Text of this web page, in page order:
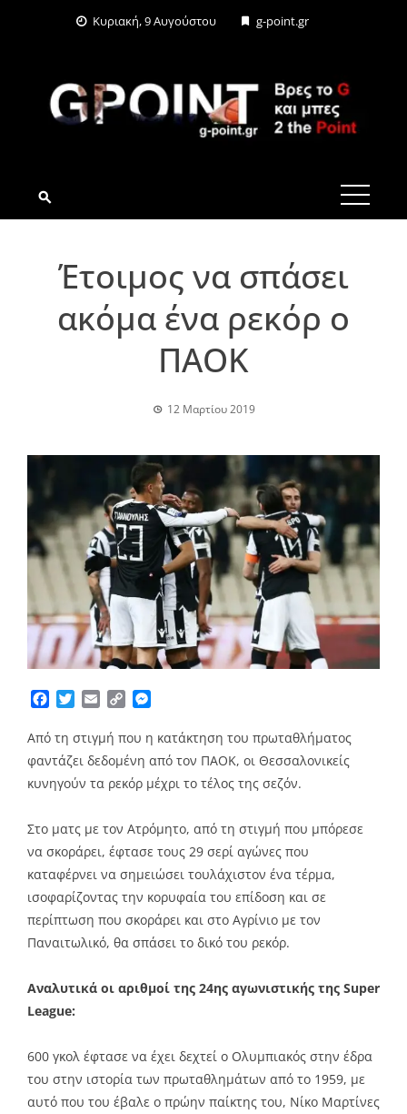
Κυριακή, 9 Αυγούστου g-point.gr
G-POINT.GR
Έτοιμος να σπάσει
ακόμα ένα ρεκόρ ο
ΠΑΟΚ
12 Μαρτίου 2019
Facebook
TwitterEmailCopy
Από τη στιγμή που η κατάκτηση του πρωταθλήματος
φαντάζει δεδομένη από τον ΠΑΟΚ, οι Θεσσαλονικείς
κυνηγούν τα ρεκόρ μέχρι το τέλος της σεζόν.
Στο ματς με τον Ατρόμητο, από τη στιγμή που μπόρεσε
να σκοράρει, έφτασε τους 29 σερί αγώνες που
καταφέρνει να σημειώσει τουλάχιστον ένα τέρμα,
ισοφαρίζοντας την κορυφαία του επίδοση και σε
περίπτωση που σκοράρει και στο Αγρίνιο με τον
Παναιτωλικό, θα σπάσει το δικό του ρεκόρ.
Αναλυτικά οι αριθμοί της 24ης αγωνιστικής της Super
League:
600 γκολ έφτασε να έχει δεχτεί ο Ολυμπιακός στην έδρα
του στην ιστορία των πρωταθλημάτων από το 1959, με
αυτό που του έβαλε ο πρώην παίκτης του, Νίκο Μαρτίνες